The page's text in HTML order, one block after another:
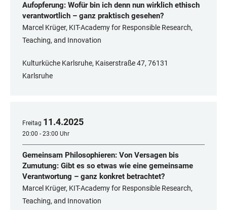
Aufopferung: Wofür bin ich denn nun wirklich ethisch
verantwortlich – ganz praktisch gesehen?
Marcel Krüger, KIT-Academy for Responsible Research,
Teaching, and Innovation
Kulturküche Karlsruhe, Kaiserstraße 47, 76131
Karlsruhe
Freitag 11.4.2025
20:00 - 23:00 Uhr
Gemeinsam Philosophieren: Von Versagen bis
Zumutung: Gibt es so etwas wie eine gemeinsame
Verantwortung – ganz konkret betrachtet?
Marcel Krüger, KIT-Academy for Responsible Research,
Teaching, and Innovation